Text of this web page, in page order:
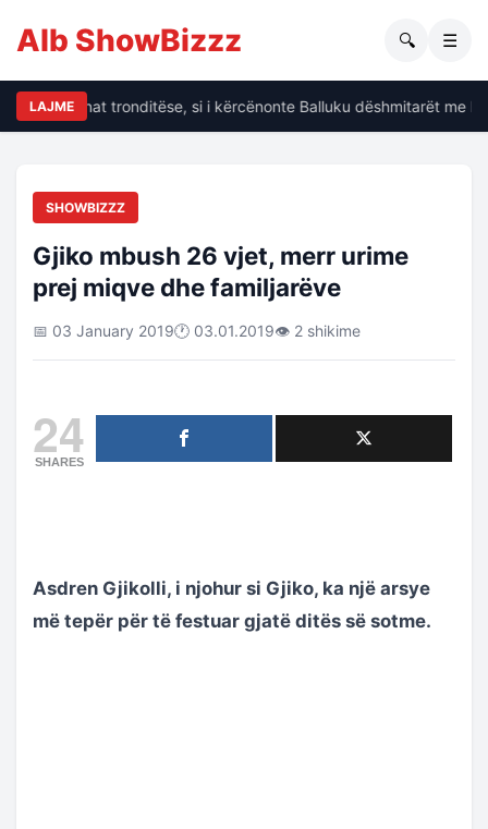
Alb ShowBizzz 🔍 ☰
LAJME
të dhënat tronditëse, si i kërcënonte Balluku dëshmitarët me
SHOWBIZZZ
Gjiko mbush 26 vjet, merr urime
prej miqve dhe familjarëve
📅 03 January 2019🕐 03.01.2019👁 2 shikime
24
SHARES
Asdren Gjikolli, i njohur si Gjiko, ka një arsye
më tepër për të festuar gjatë ditës së sotme.